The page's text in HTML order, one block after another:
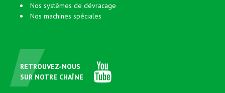
Nos systèmes de dévracage
Nos machines spéciales
RETROUVEZ-NOUS
SUR NOTRE CHAÎNE